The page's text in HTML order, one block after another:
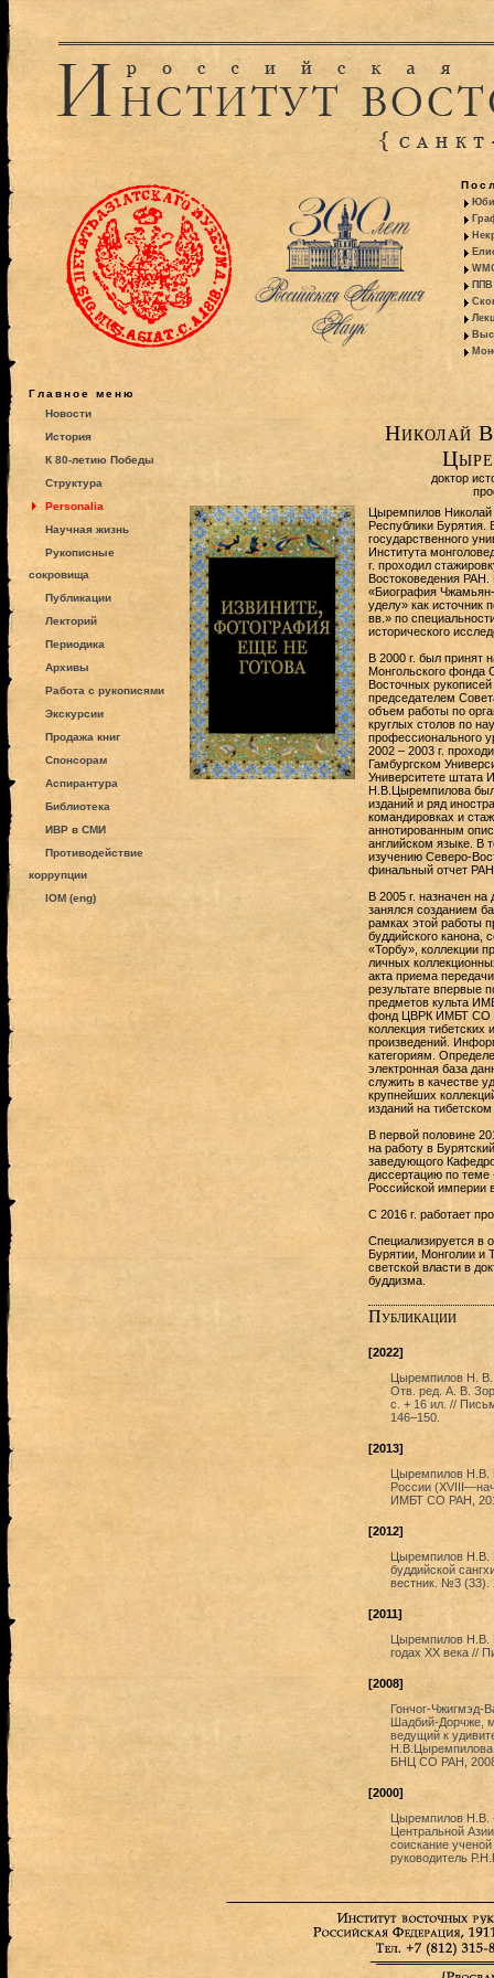
ППВ
Главное меню
Новости
История
К 80-летию Победы
Структура
Personalia
Научная жизнь
Рукописные
сокровища
Публикации
Лекторий
Периодика
Архивы
Работа с рукописями
Экскурсии
Продажа книг
Спонсорам
Аспирантура
Библиотека
ИВР в СМИ
Противодействие
коррупции
IOM (eng)
Николай
доктор
Цыремпилов Николай
Республики Бурятия.
государственного
Института
г. проходил
Востоковедения РАН.
«Биография
уделу» как источник
вв.» по
исторического
В 2000 г. был принят
Монгольского фонда
Восточных
председателем
объем работы по
круглых столов по
профессионального
2002 – 2003 г.
Гамбургском
Университете штата
Н.В.Цыремпилова
изданий и ряд
командировках и
аннотированным
английском языке. В
изучению Северо-
финальный отчет
В 2005 г. назначен
занялся созданием
рамках этой работы
буддийского канона,
«Торбу», коллекции
личных
акта приема
результате впервые
предметов культа
фонд ЦВРК ИМБТ СО
коллекция тибетских
произведений.
категориям.
электронная база
служить в качестве
крупнейших
изданий на
В первой половине
на работу в
заведующого
диссертацию по теме
Российской империи
С 2016 г. работает
Специализируется в
Бурятии, Монголии и
светской власти в
буддизма.
Публикации
[2022]
Цыремпилов Н. В.
Отв. ред. А. В.
с. + 16 ил. //
146–150.
[2013]
Цыремпилов Н.В.
России
ИМБТ СО РАН,
[2012]
Цыремпилов Н.В.
буддийской
вестник. №3
[2011]
Цыремпилов Н.В.
годах XX века //
[2008]
Гончог-Чжигмэд-
Шадбий-Дорчже,
ведущий к
БНЦ СО РАН,
[2000]
Цыремпилов Н.В.
Центральной
соискание
руководитель